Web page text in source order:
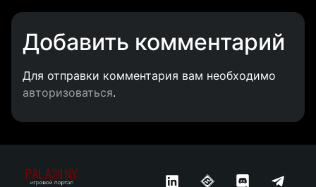
Добавить комментарий
Для отправки комментария вам необходимо
авторизоваться.